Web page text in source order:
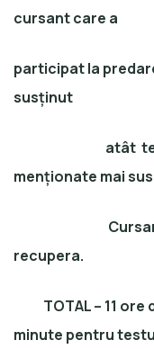
cursant care a
participat la
susținut
atât testul
menționate mai
Cursanții
recupera.
TOTAL – 11 ore
minute pentru